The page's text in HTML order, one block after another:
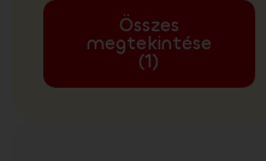
Összes
megtekintése
(1)